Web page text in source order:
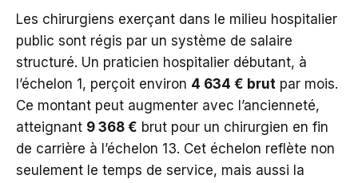
Les chirurgiens exerçant dans le milieu hospitalier
public sont régis par un système de salaire
structuré. Un praticien hospitalier débutant, à
l’échelon 1, perçoit environ 4 634 € brut par mois.
Ce montant peut augmenter avec l’ancienneté,
atteignant 9 368 € brut pour un chirurgien en fin
de carrière à l’échelon 13. Cet échelon reflète non
seulement le temps de service, mais aussi la